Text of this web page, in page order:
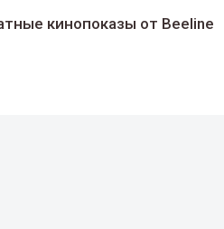
кинопоказы от Beeline